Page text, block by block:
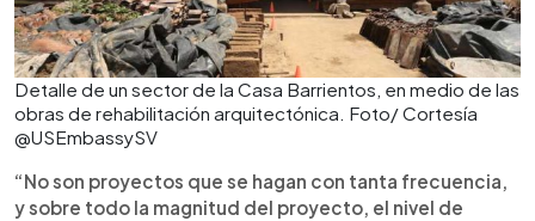
Detalle de un sector de la Casa Barrientos, en medio de las
obras de rehabilitación arquitectónica. Foto/ Cortesía
@USEmbassySV
“No son proyectos que se hagan con tanta frecuencia,
y sobre todo la magnitud del proyecto, el nivel de